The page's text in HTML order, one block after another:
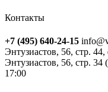
Контакты
+7 (495) 640-24-15
Энтузиастов, 56, стр. 44,
Энтузиастов, 56, стр.
17:00